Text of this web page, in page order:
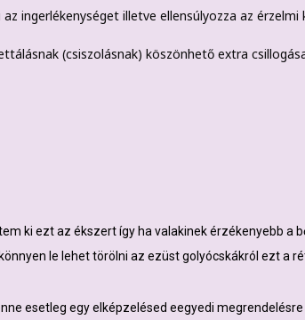
ingerlékenységet illetve ellensúlyozza az
(csiszolásnak) köszönhető extra
ki ezt az ékszert így ha valakinek érzékenyebb a
le lehet törölni az ezüst golyócskákról ezt a
esetleg egy elképzelésed eegyedi